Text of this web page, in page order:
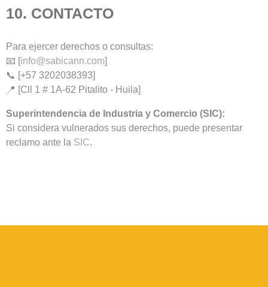
10. CONTACTO
Para ejercer derechos o consultas:
📧 [info@sabicann.com]
📞 [+57 3202038393]
📍 [Cll 1 # 1A-62 Pitalito - Huila]
Superintendencia de Industria y Comercio (SIC):
Si considera vulnerados sus derechos, puede presentar
reclamo ante la SIC.